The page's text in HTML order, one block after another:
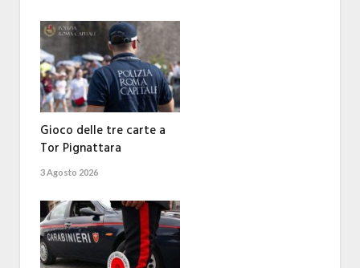
Gioco delle tre carte a
Tor Pignattara
3 Agosto 2026